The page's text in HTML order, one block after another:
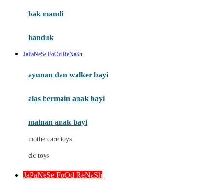
Moby
My Buddy Tag
My K
bak mandi
handuk
JaPaNeSe FoOd ReNaSh
ayunan dan walker bayi
alas bermain anak bayi
mainan anak bayi
mothercare toys
elc toys
JaPaNeSe FoOd ReNaSh